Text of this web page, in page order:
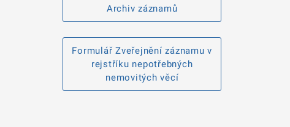
Archiv záznamů
Formulář Zveřejnění záznamu v
rejstříku nepotřebných
nemovitých věcí